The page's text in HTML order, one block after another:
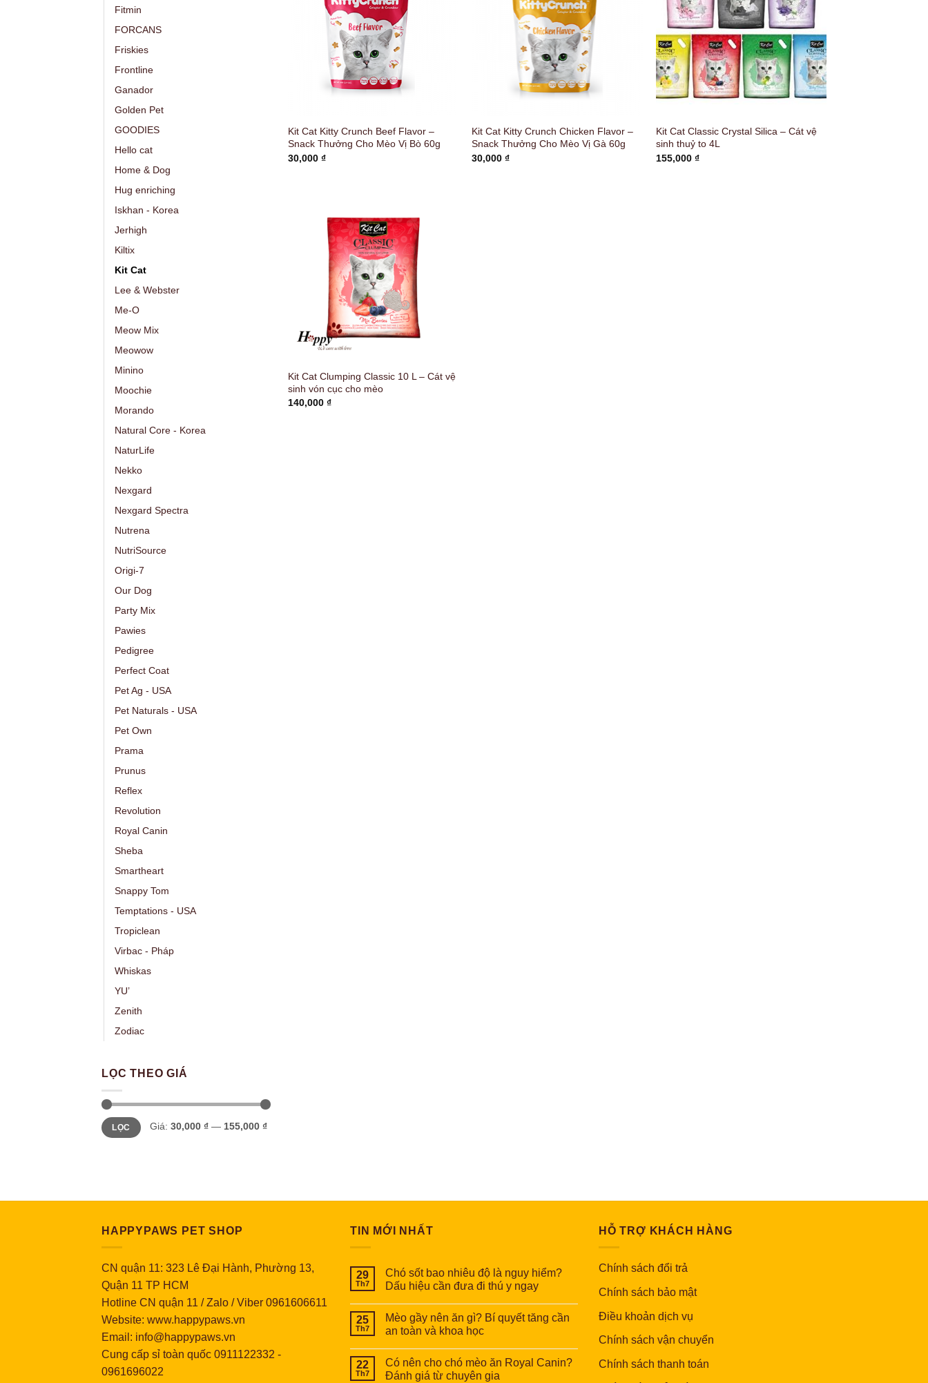
Fitmin
FORCANS
Friskies
Frontline
Ganador
Golden Pet
GOODIES
Hello cat
Home & Dog
Hug enriching
Iskhan - Korea
Jerhigh
Kiltix
Kit Cat
Lee & Webster
Me-O
Meow Mix
Meowow
Minino
Moochie
Morando
Natural Core - Korea
NaturLife
Nekko
Nexgard
Nexgard Spectra
Nutrena
NutriSource
Origi-7
Our Dog
Party Mix
Pawies
Pedigree
Perfect Coat
Pet Ag - USA
Pet Naturals - USA
Pet Own
Prama
Prunus
Reflex
Revolution
Royal Canin
Sheba
Smartheart
Snappy Tom
Temptations - USA
Tropiclean
Virbac - Pháp
Whiskas
YU’
Zenith
Zodiac
LỌC THEO GIÁ
Giá
tối
thiểu
Giá
tối
đa
LỌC Giá: 30,000 ₫ — 155,000 ₫
Kit Cat Kitty Crunch Beef Flavor –
Snack Thưởng Cho Mèo Vị Bò 60g
30,000 ₫
Kit Cat Kitty Crunch Chicken Flavor –
Snack Thưởng Cho Mèo Vị Gà 60g
30,000₫
Kit Cat Classic Crystal Silica – Cát vệ
sinh thuỷ to 4L
155,000₫
Kit Cat Clumping Classic 10 L – Cát vệ
sinh vón cục cho mèo
140,000 ₫
HAPPYPAWS PET SHOP
CN quận 11: 323 Lê Đại Hành, Phường 13,
Quận 11 TP HCM
Hotline CN quận 11 / Zalo / Viber 0961606611
Website: www.happypaws.vn
Email: info@happypaws.vn
Cung cấp sỉ toàn quốc 0911122332 -
0961696022
TIN MỚI NHẤT
29
Th7
Chó sốt bao nhiêu độ là nguy hiểm?
Dấu hiệu cần đưa đi thú y ngay
25
Th7
Mèo gầy nên ăn gì? Bí quyết tăng cần
an toàn và khoa học
22
Th7
Có nên cho chó mèo ăn Royal Canin?
Đánh giá từ chuyên gia
HỖ TRỢ KHÁCH HÀNG
Chính sách đổi trả
Chính sách bảo mật
Điều khoản dịch vụ
Chính sách vận chuyển
Chính sách thanh toán